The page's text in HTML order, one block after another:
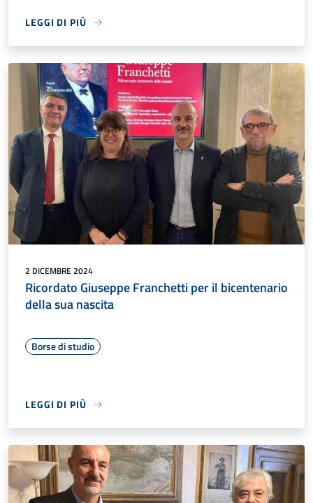
LEGGI DI PIÙ
2 DICEMBRE 2024
Ricordato Giuseppe Franchetti per il bicentenario
della sua nascita
Borse di studio
LEGGI DI PIÙ